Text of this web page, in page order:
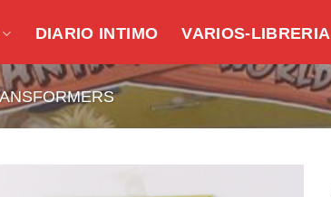
DIARIO INTIMO VARIOS-LIBRERIA